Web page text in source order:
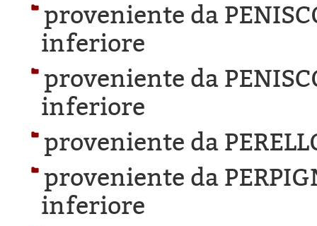
proveniente da
inferiore
proveniente da
inferiore
proveniente da
proveniente da
inferiore